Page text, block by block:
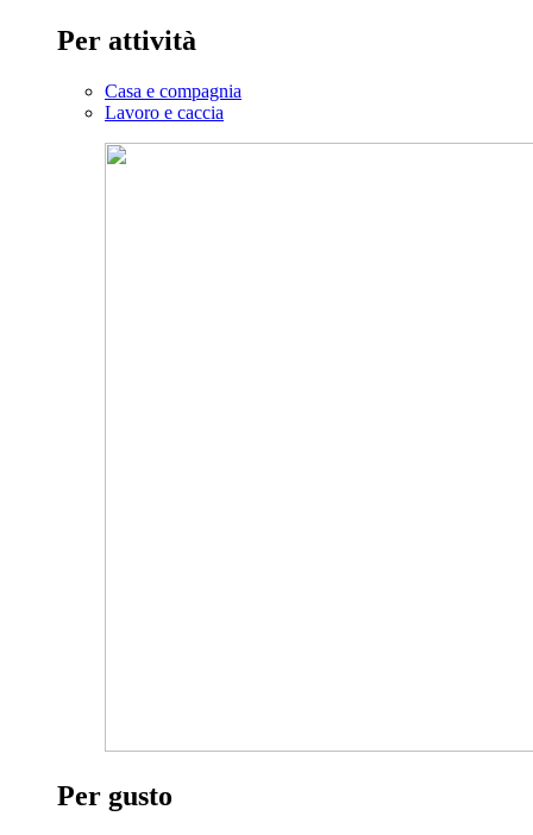
Per attività
Casa e compagnia
Lavoro e caccia
Per gusto